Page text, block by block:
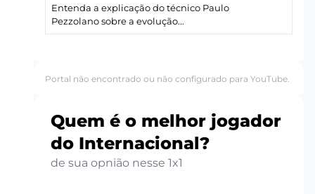
Entenda a explicação do técnico Paulo
Pezzolano sobre a evolução...
Portal não encontrado ou não configurado para YouTube.
Quem é o melhor jogador
do Internacional?
de sua opnião nesse 1x1